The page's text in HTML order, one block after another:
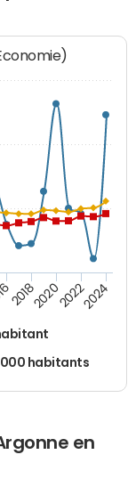
000 habitants
2018202020222024
en